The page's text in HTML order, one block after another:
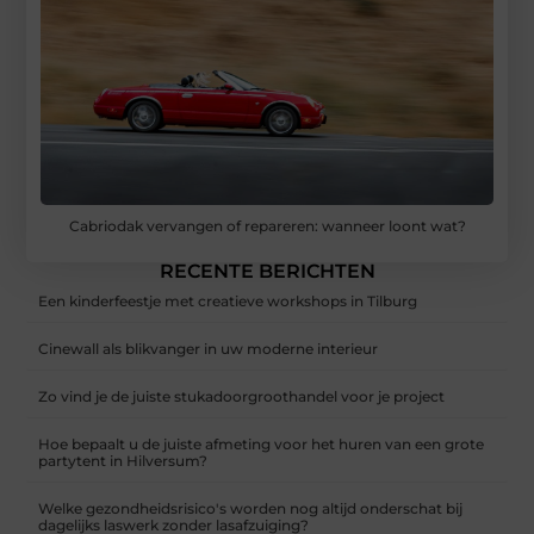
Cabriodak vervangen of repareren: wanneer loont wat?
RECENTE BERICHTEN
Een kinderfeestje met creatieve workshops in Tilburg
Cinewall als blikvanger in uw moderne interieur
Zo vind je de juiste stukadoorgroothandel voor je project
Hoe bepaalt u de juiste afmeting voor het huren van een grote
partytent in Hilversum?
Welke gezondheidsrisico's worden nog altijd onderschat bij
dagelijks laswerk zonder lasafzuiging?